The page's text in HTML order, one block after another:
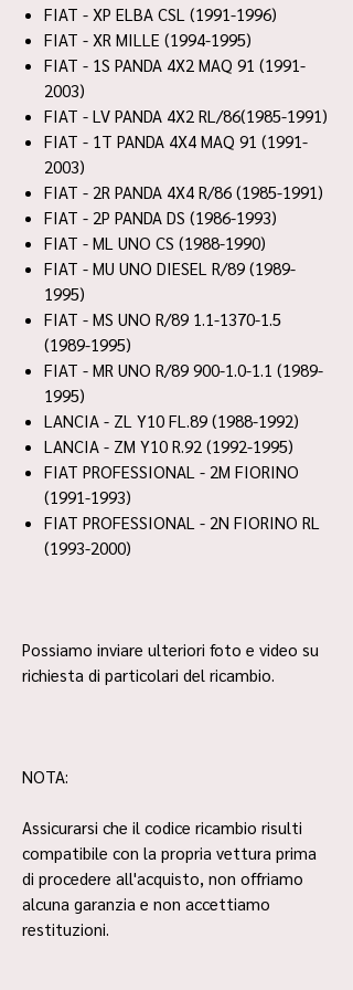
FIAT - XP ELBA CSL (1991-1996)
FIAT - XR MILLE (1994-1995)
FIAT - 1S PANDA 4X2 MAQ 91 (1991-
2003)
FIAT - LV PANDA 4X2 RL/86(1985-1991)
FIAT - 1T PANDA 4X4 MAQ 91 (1991-
2003)
FIAT - 2R PANDA 4X4 R/86 (1985-1991)
FIAT - 2P PANDA DS (1986-1993)
FIAT - ML UNO CS (1988-1990)
FIAT - MU UNO DIESEL R/89 (1989-
1995)
FIAT - MS UNO R/89 1.1-1370-1.5
(1989-1995)
FIAT - MR UNO R/89 900-1.0-1.1 (1989-
1995)
LANCIA - ZL Y10 FL.89 (1988-1992)
LANCIA - ZM Y10 R.92 (1992-1995)
FIAT PROFESSIONAL - 2M FIORINO
(1991-1993)
FIAT PROFESSIONAL - 2N FIORINO RL
(1993-2000)
Possiamo inviare ulteriori foto e video su
richiesta di particolari del ricambio.
NOTA:
Assicurarsi che il codice ricambio risulti
compatibile con la propria vettura prima
di procedere all'acquisto, non offriamo
alcuna garanzia e non accettiamo
restituzioni.